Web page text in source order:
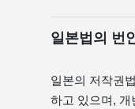
일본법의 번
일본의 저작권
하고 있으며, 개